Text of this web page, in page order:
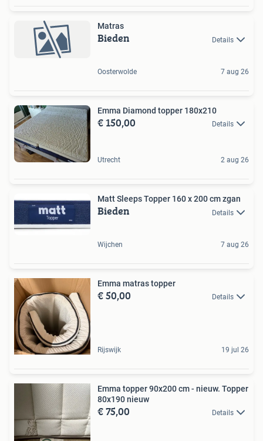
Matras
Bieden Details
Oosterwolde 7 aug 26
Emma Diamond topper 180x210
€ 150,00 Details
Utrecht 2 aug 26
Matt Sleeps Topper 160 x 200 cm zgan
Bieden Details
Wijchen 7 aug 26
Emma matras topper
€ 50,00 Details
Rijswijk 19 jul 26
Emma topper 90x200 cm - nieuw. Topper
80x190 nieuw
€ 75,00 Details